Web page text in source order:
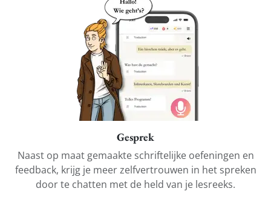
Gesprek
Naast op maat gemaakte schriftelijke oefeningen en
feedback, krijg je meer zelfvertrouwen in het spreken
door te chatten met de held van je lesreeks.